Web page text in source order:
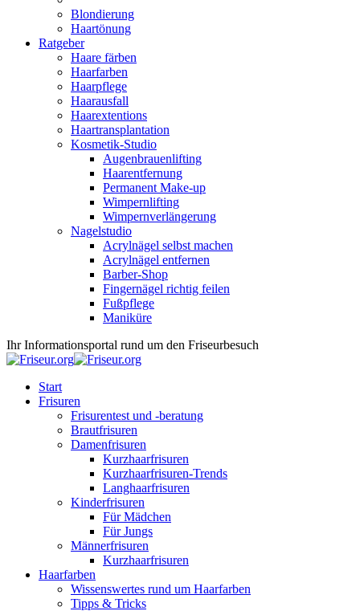
Blondierung
Haartönung
Ratgeber
Haare färben
Haarfarben
Haarpflege
Haarausfall
Haarextentions
Haartransplantation
Kosmetik-Studio
Augenbrauenlifting
Haarentfernung
Permanent Make-up
Wimpernlifting
Wimpernverlängerung
Nagelstudio
Acrylnägel selbst machen
Acrylnägel entfernen
Barber-Shop
Fingernägel richtig feilen
Fußpflege
Maniküre
Ihr Informationsportal rund um den Friseurbesuch
Start
Frisuren
Frisurentest und -beratung
Brautfrisuren
Damenfrisuren
Kurzhaarfrisuren
Kurzhaarfrisuren-Trends
Langhaarfrisuren
Kinderfrisuren
Für Mädchen
Für Jungs
Männerfrisuren
Kurzhaarfrisuren
Haarfarben
Wissenswertes rund um Haarfarben
Tipps & Tricks